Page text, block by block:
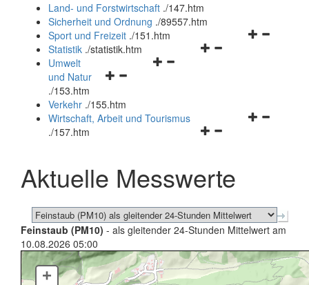
und
schließen
Land- und Forstwirtschaft ./147.htm
Sicherheit und Ordnung ./89557.htm
Navigationsmenü
Sport und Freizeit ./151.htm
Navigationsmenü
Statistik ./statistik.htm
Navigationsmenü
und
schließen
Umwelt
und Natur
./153.htm
Verkehr ./155.htm
Navigationsmenü
schließen
Wirtschaft, Arbeit und Tourismus
./157.htm
Aktuelle Messwerte
Feinstaub (PM10) - als gleitender 24-Stunden Mittelwert am
10.08.2026 05:00
+